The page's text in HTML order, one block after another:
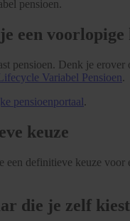
pensioen.
een voorlopige
pensioen. Denk je
Variabel Pensioen.
pensioenportaal.
keuze
definitieve keuze
die je zelf kiest